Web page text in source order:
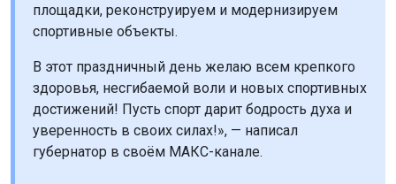
площадки, реконструируем и модернизируем
спортивные объекты.
В этот праздничный день желаю всем крепкого
здоровья, несгибаемой воли и новых спортивных
достижений! Пусть спорт дарит бодрость духа и
уверенность в своих силах!», — написал
губернатор в своём МАКС-канале.